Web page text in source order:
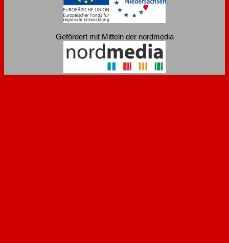
Gefördert mit Mitteln der nordmedia